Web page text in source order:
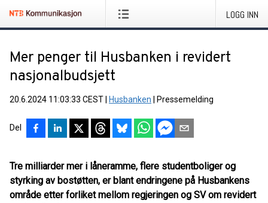
LOGG INN
Mer penger til Husbanken i revidert
nasjonalbudsjett
20.6.2024 11:03:33 CEST Husbanken Pressemelding
Del
Tre milliarder mer i låneramme, flere studentboliger og
styrking av bostøtten, er blant endringene på Husbankens
område etter forliket mellom regjeringen og SV om revidert